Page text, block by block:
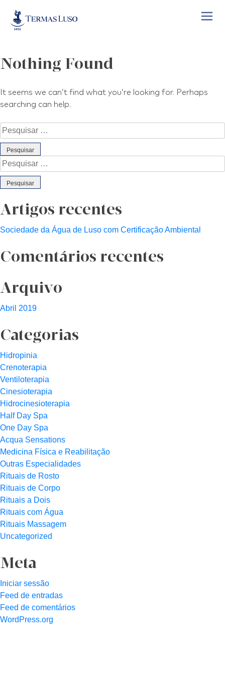
content
Nothing Found
It seems we can’t find what you’re looking for. Perhaps
searching can help.
Pesquisar
por:
Pesquisar
por:
Artigos recentes
Sociedade da Água de Luso com Certificação Ambiental
Comentários recentes
Arquivo
Abril 2019
Categorias
Hidropinia
Crenoterapia
Ventiloterapia
Cinesioterapia
Hidrocinesioterapia
Half Day Spa
One Day Spa
Acqua Sensations
Medicina Física e Reabilitação
Outras Especialidades
Rituais de Rosto
Rituais de Corpo
Rituais a Dois
Rituais com Água
Rituais Massagem
Uncategorized
Meta
Iniciar sessão
Feed de entradas
Feed de comentários
WordPress.org